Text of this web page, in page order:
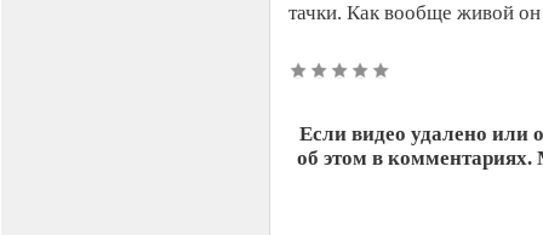
тачки. Как вообще живой он
Если видео удалено или
об этом в комментариях.